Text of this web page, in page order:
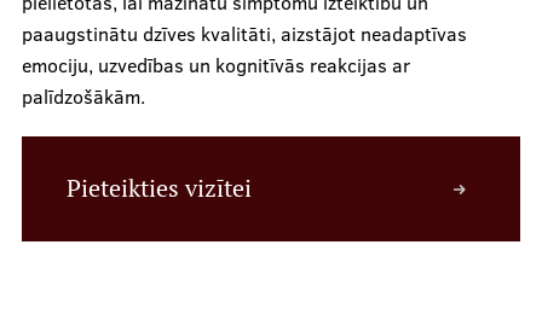
paaugstinātu dzīves kvalitāti, aizstājot neadaptīvas
emociju, uzvedības un kognitīvās reakcijas ar
palīdzošākām.
Pieteikties vizītei